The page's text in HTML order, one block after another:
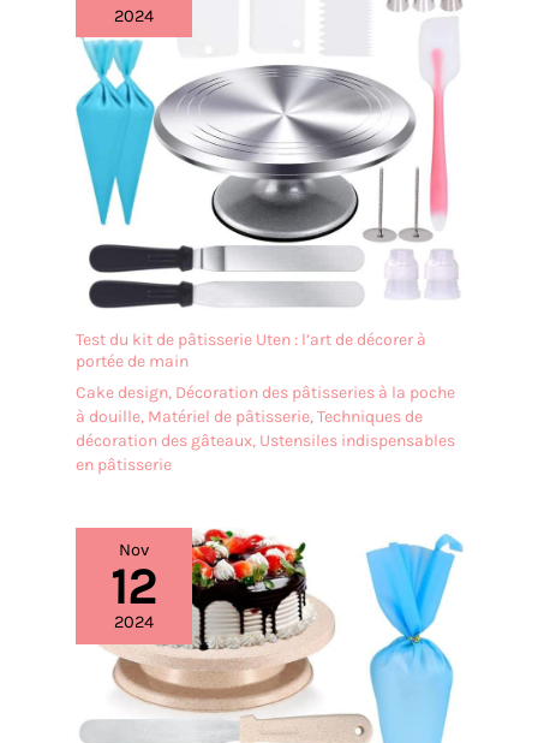
dans la bonne humeur et parfaitement équipé !
2024
Test du kit de pâtisserie Uten : l’art de décorer à
portée de main
Cake design, Décoration des pâtisseries à la poche
à douille, Matériel de pâtisserie,Techniques de
décoration des gâteaux, Ustensiles indispensables
en pâtisserie
Nov
12
2024